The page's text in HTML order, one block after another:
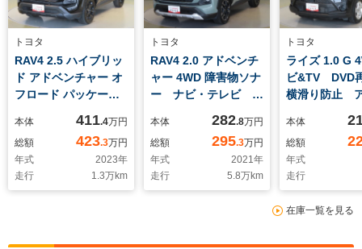
トヨタ
RAV4 2.5 ハイブリッ
ド アドベンチャー オ
フロード パッケージII
アプレイヤー接続 盗
難防止システム 黒革
シート ナビTV オ
ートエアコン LEDヘ
ッドライト 地デジフ
本体 411.4万円
総額
423.3万円
年式
2023年
走行
1.3万km
トヨタ
RAV4 2.0 アドベンチ
ャー 4WD 障害物ソナ
ー ナビ・テレビ バ
簿 ワンオーナ アル
ミ LEDランプ
PS ESC 4WD車
メディアプレイヤー接
続 パワーウインド
本体 282.8万円
総額
295.3万円
年式
2021年
走行
5.8万km
トヨタ
ライズ 1.0 G
ビ&TV
横滑り防止
ノート 衝突
テム LEDヘ
ト 寒冷地
マートキー
メモリーナビ
ス アイドリ
本体
総額
年式
走行
在庫一覧を見る